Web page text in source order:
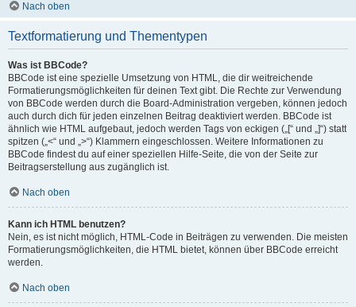
Nach oben
Textformatierung und Thementypen
Was ist BBCode?
BBCode ist eine spezielle Umsetzung von HTML, die dir weitreichende
Formatierungsmöglichkeiten für deinen Text gibt. Die Rechte zur Verwendung
von BBCode werden durch die Board-Administration vergeben, können jedoch
auch durch dich für jeden einzelnen Beitrag deaktiviert werden. BBCode ist
ähnlich wie HTML aufgebaut, jedoch werden Tags von eckigen („[“ und „]“) statt
spitzen („<“ und „>“) Klammern eingeschlossen. Weitere Informationen zu
BBCode findest du auf einer speziellen Hilfe-Seite, die von der Seite zur
Beitragserstellung aus zugänglich ist.
Nach oben
Kann ich HTML benutzen?
Nein, es ist nicht möglich, HTML-Code in Beiträgen zu verwenden. Die meisten
Formatierungsmöglichkeiten, die HTML bietet, können über BBCode erreicht
werden.
Nach oben